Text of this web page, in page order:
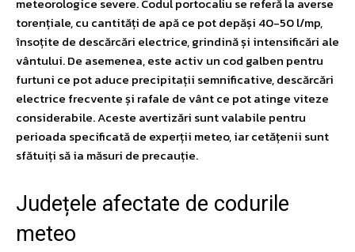
torențiale, cu cantități de apă ce pot depăși 40-50 l/mp,
însoțite de descărcări electrice, grindină și intensificări ale
vântului. De asemenea, este activ un cod galben pentru
furtuni ce pot aduce precipitații semnificative, descărcări
electrice frecvente și rafale de vânt ce pot atinge viteze
considerabile. Aceste avertizări sunt valabile pentru
perioada specificată de experții meteo, iar cetățenii sunt
sfătuiți să ia măsuri de precauție.
Județele afectate de codurile
meteo